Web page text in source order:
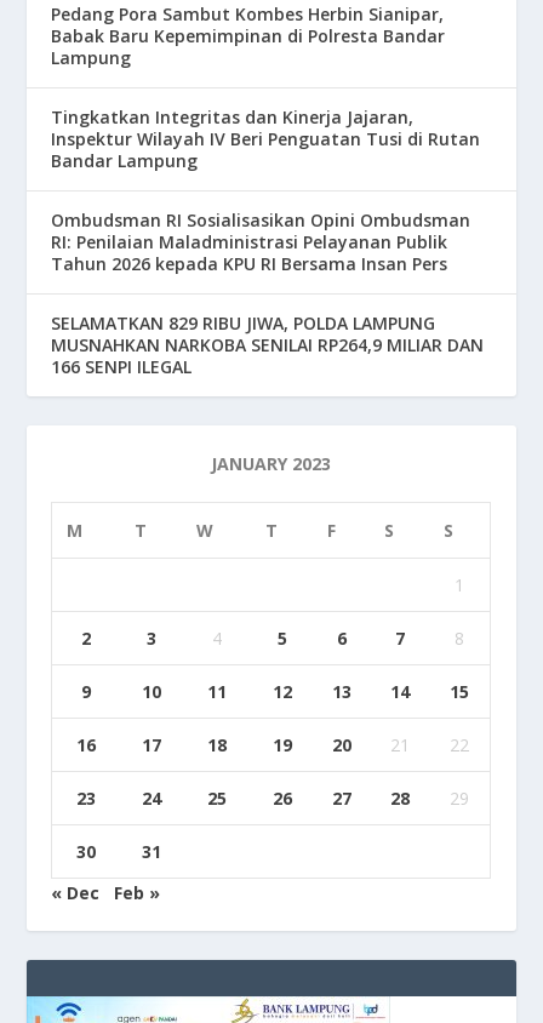
Pedang Pora Sambut Kombes Herbin Sianipar,
Babak Baru Kepemimpinan di Polresta Bandar
Lampung
Tingkatkan Integritas dan Kinerja Jajaran,
Inspektur Wilayah IV Beri Penguatan Tusi di Rutan
Bandar Lampung
Ombudsman RI Sosialisasikan Opini Ombudsman
RI: Penilaian Maladministrasi Pelayanan Publik
Tahun 2026 kepada KPU RI Bersama Insan Pers
SELAMATKAN 829 RIBU JIWA, POLDA LAMPUNG
MUSNAHKAN NARKOBA SENILAI RP264,9 MILIAR DAN
166 SENPI ILEGAL
JANUARY 2023
M T W T F S S
1
2 3 4 5 6 7 8
9 10 11 12 13 14 15
16 17 18 19 20 21 22
23 24 25 26 27 28 29
30
31
« Dec
Feb »